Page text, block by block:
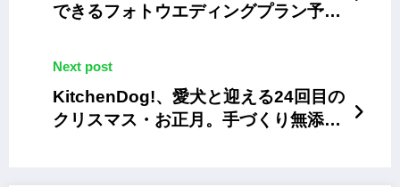
できるフォトウエディングプラン予約
Next post
KitchenDog!、愛犬と迎える24回目の
クリスマス・お正月。手づくり無添加